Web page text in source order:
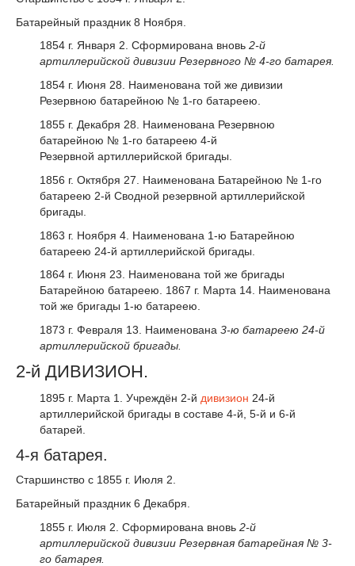
Батарейный праздник 8 Ноября.
1854 г. Января 2. Сформирована вновь 2-й
артиллерийской дивизии Резервного № 4-го батарея.
1854 г. Июня 28. Наименована той же дивизии
Резервною батарейною № 1-го батареею.
1855 г. Декабря 28. Наименована Резервною
батарейною № 1-го батареею 4-й
Резервной артиллерийской бригады.
1856 г. Октября 27. Наименована Батарейною № 1-го
батареею 2-й Сводной резервной артиллерийской
бригады.
1863 г. Ноября 4. Наименована 1-ю Батарейною
батареею 24-й артиллерийской бригады.
1864 г. Июня 23. Наименована той же бригады
Батарейною батареею. 1867 г. Марта 14. Наименована
той же бригады 1-ю батареею.
1873 г. Февраля 13. Наименована 3-ю батареею 24-й
артиллерийской бригады.
2-й ДИВИЗИОН.
1895 г. Марта 1. Учреждён 2-й дивизион 24-й
артиллерийской бригады в составе 4-й, 5-й и 6-й
батарей.
4-я батарея.
Старшинство с 1855 г. Июля 2.
Батарейный праздник 6 Декабря.
1855 г. Июля 2. Сформирована вновь 2-й
артиллерийской дивизии Резервная батарейная № 3-
го батарея.